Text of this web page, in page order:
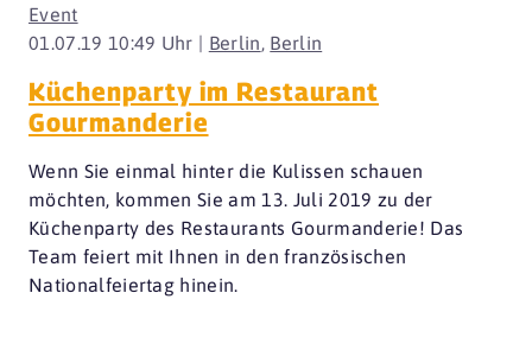
01.07.19 10:49 Uhr | Berlin, Berlin
Event
Küchenparty im Restaurant
Gourmanderie
Wenn Sie einmal hinter die Kulissen schauen
möchten, kommen Sie am 13. Juli 2019 zu der
Küchenparty des Restaurants Gourmanderie! Das
Team feiert mit Ihnen in den französischen
Nationalfeiertag hinein.